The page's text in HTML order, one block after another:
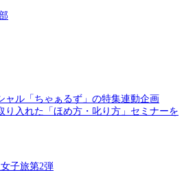
ャル「ちゃぁるず」の特集連動企画
り入れた「ほめ方・叱り方」セミナーを
子旅第2弾